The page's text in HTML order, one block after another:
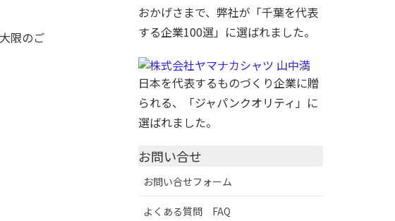
限のご
おかげさまで、弊社が「千葉を代表
する企業100選」に選ばれました。
日本を代表するものづくり企業に贈
られる、「ジャパンクオリティ」に
選ばれました。
お問い合せ
お問い合せフォーム
よくある質問 FAQ